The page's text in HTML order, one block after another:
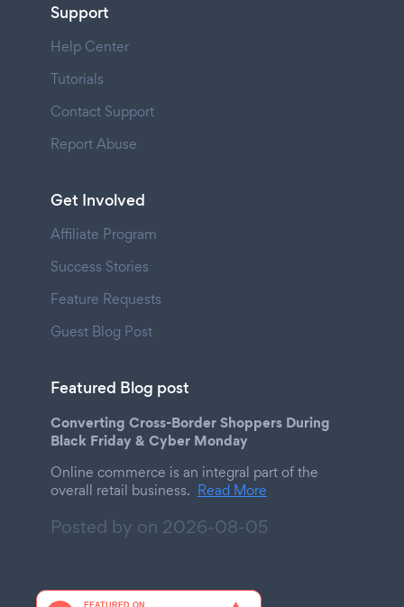
Support
Help Center
Tutorials
Contact Support
Report Abuse
Get Involved
Affiliate Program
Success Stories
Feature Requests
Guest Blog Post
Featured Blog post
Converting Cross-Border Shoppers During
Black Friday & Cyber Monday
Online commerce is an integral part of the
overall retail business. Read More
Posted by on 2026-08-05